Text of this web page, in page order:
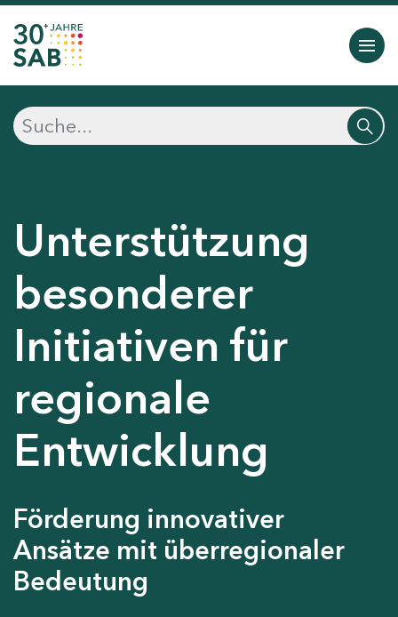
Unterstützung
besonderer
Initiativen für
regionale
Entwicklung
Förderung innovativer
Ansätze mit überregionaler
Bedeutung